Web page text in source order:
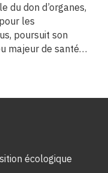
du don d’organes,
les
poursuit son
majeur de santé
écologique